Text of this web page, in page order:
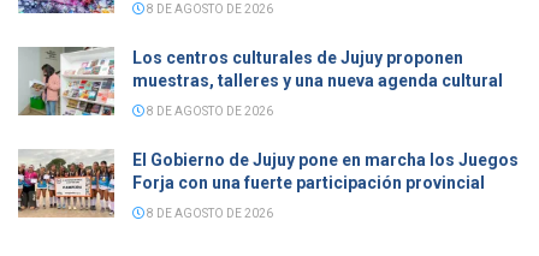
8 DE AGOSTO DE 2026
Los centros culturales de Jujuy proponen
muestras, talleres y una nueva agenda cultural
8 DE AGOSTO DE 2026
El Gobierno de Jujuy pone en marcha los Juegos
Forja con una fuerte participación provincial
8 DE AGOSTO DE 2026